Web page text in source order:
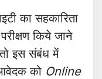
का सहकारिता
किये जाने
तो इस संबंध में
को Online